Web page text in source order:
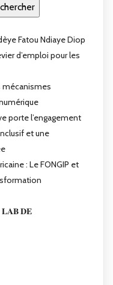
Fatou Ndiaye Diop
d’emploi pour les
mécanismes
porte l’engagement
et une
: Le FONGIP et
𝐋𝐀𝐁 𝐃𝐄